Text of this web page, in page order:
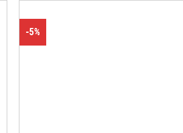
-5%